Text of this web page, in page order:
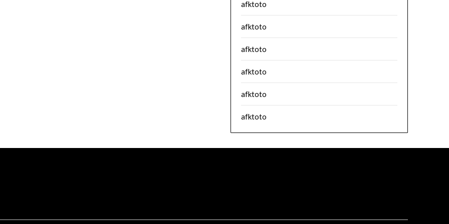
afktoto
afktoto
afktoto
afktoto
afktoto
afktoto